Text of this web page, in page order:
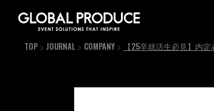
TOP JOURNAL COMPANY 【25卒就活生必見】内